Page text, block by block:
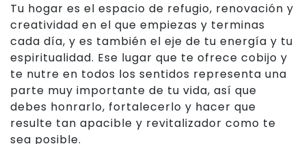
Tu hogar es el espacio de refugio, renovación y
creatividad en el que empiezas y terminas
cada día, y es también el eje de tu energía y tu
espiritualidad. Ese lugar que te ofrece cobijo y
te nutre en todos los sentidos representa una
parte muy importante de tu vida, así que
debes honrarlo, fortalecerlo y hacer que
resulte tan apacible y revitalizador como te
sea posible.